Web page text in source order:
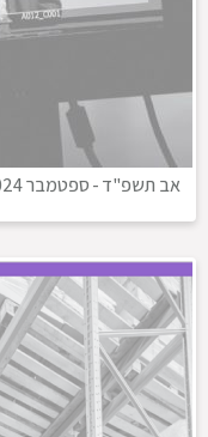
אב תשפ"ד-ספטמבר 2024